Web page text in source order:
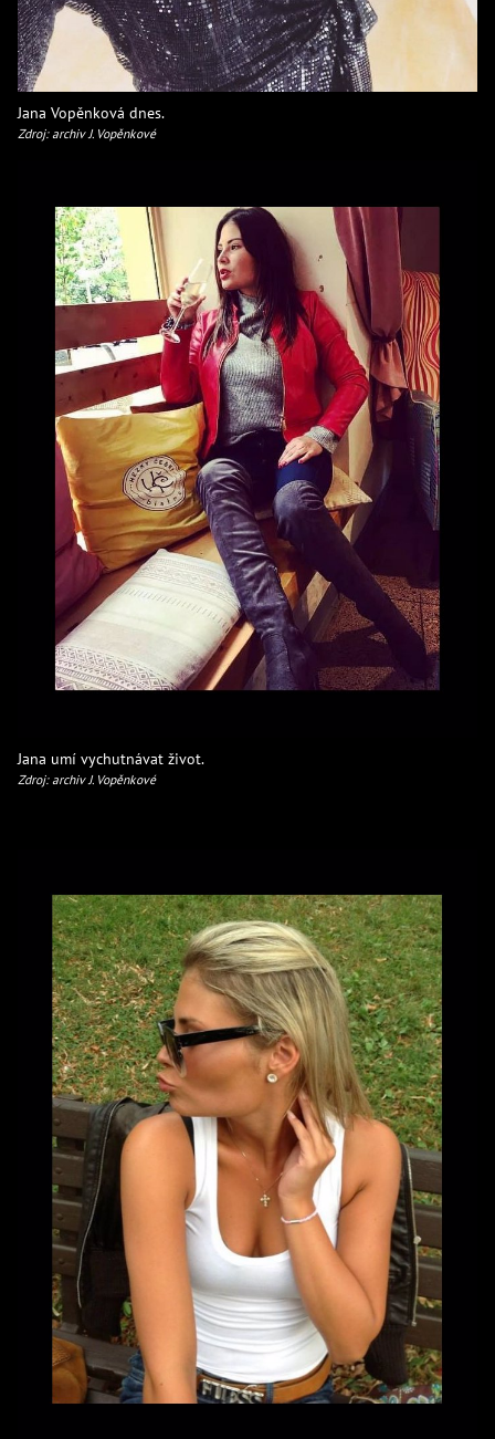
Jana Vopěnková dnes.
Zdroj: archiv J. Vopěnkové
Jana umí vychutnávat život.
Zdroj: archiv J. Vopěnkové